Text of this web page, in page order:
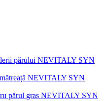
părului NEVITALY SYN
NEVITALY SYN
părul gras NEVITALY SYN